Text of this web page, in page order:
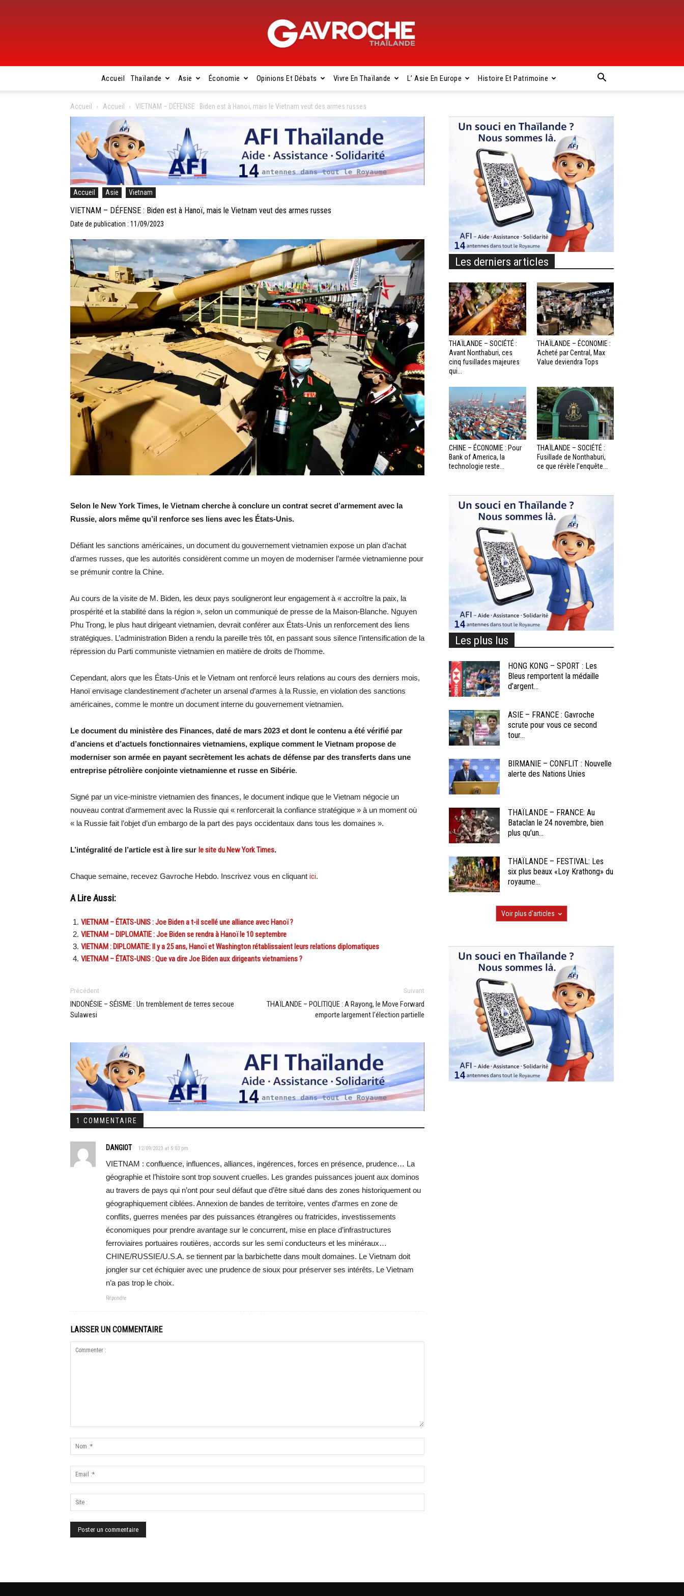
Gavroche
Thaïlande
Accueil Thaïlande Asie Économie Opinions Et Débats Vivre En Thaïlande L’ Asie En Europe Histoire Et Patrimoine
Accueil Accueil VIETNAM – DÉFENSE : Biden est à Hanoï, mais le Vietnam veut des armes russes
Accueil Asie Vietnam
VIETNAM – DÉFENSE : Biden est à Hanoï, mais le Vietnam veut des armes russes
Date de publication : 11/09/2023
Selon le New York Times, le Vietnam cherche à conclure un contrat secret d’armement avec la
Russie, alors même qu’il renforce ses liens avec les États-Unis.
Défiant les sanctions américaines, un document du gouvernement vietnamien expose un plan d’achat
d’armes russes, que les autorités considèrent comme un moyen de moderniser l’armée vietnamienne pour
se prémunir contre la Chine.
Au cours de la visite de M. Biden, les deux pays souligneront leur engagement à « accroître la paix, la
prospérité et la stabilité dans la région », selon un communiqué de presse de la Maison-Blanche. Nguyen
Phu Trong, le plus haut dirigeant vietnamien, devrait conférer aux États-Unis un renforcement des liens
stratégiques. L’administration Biden a rendu la pareille très tôt, en passant sous silence l’intensification de la
répression du Parti communiste vietnamien en matière de droits de l’homme.
Cependant, alors que les États-Unis et le Vietnam ont renforcé leurs relations au cours des derniers mois,
Hanoï envisage clandestinement d’acheter un arsenal d’armes à la Russie, en violation des sanctions
américaines, comme le montre un document interne du gouvernement vietnamien.
Le document du ministère des Finances, daté de mars 2023 et dont le contenu a été vérifié par
d’anciens et d’actuels fonctionnaires vietnamiens, explique comment le Vietnam propose de
moderniser son armée en payant secrètement les achats de défense par des transferts dans une
entreprise pétrolière conjointe vietnamienne et russe en Sibérie.
Signé par un vice-ministre vietnamien des finances, le document indique que le Vietnam négocie un
nouveau contrat d’armement avec la Russie qui « renforcerait la confiance stratégique » à un moment où
« la Russie fait l’objet d’un embargo de la part des pays occidentaux dans tous les domaines ».
L’intégralité de l’article est à lire sur le site du New York Times.
Chaque semaine, recevez Gavroche Hebdo. Inscrivez vous en cliquant ici.
A Lire Aussi:
VIETNAM – ÉTATS-UNIS : Joe Biden a t-il scellé une alliance avec Hanoï ?
VIETNAM – DIPLOMATIE : Joe Biden se rendra à Hanoï le 10 septembre
VIETNAM : DIPLOMATIE: Il y a 25 ans, Hanoï et Washington rétablissaient leurs relations diplomatiques
VIETNAM – ÉTATS-UNIS : Que va dire Joe Biden aux dirigeants vietnamiens ?
Précédent
INDONÉSIE – SÉISME : Un tremblement de terres secoue
Sulawesi
Suivant
THAÏLANDE – POLITIQUE : A Rayong, le Move Forward
emporte largement l’élection partielle
1 COMMENTAIRE
DANGIOT 12/09/2023 at 5:03 pm
VIETNAM : confluence, influences, alliances, ingérences, forces en présence, prudence… La
géographie et l’histoire sont trop souvent cruelles. Les grandes puissances jouent aux dominos
au travers de pays qui n’ont pour seul défaut que d’être situé dans des zones historiquement ou
géographiquement ciblées. Annexion de bandes de territoire, ventes d’armes en zone de
conflits, guerres menées par des puissances étrangères ou fratricides, investissements
économiques pour prendre avantage sur le concurrent, mise en place d’infrastructures
ferroviaires portuaires routières, accords sur les semi conducteurs et les minéraux…
CHINE/RUSSIE/U.S.A. se tiennent par la barbichette dans moult domaines. Le Vietnam doit
jongler sur cet échiquier avec une prudence de sioux pour préserver ses intérêts. Le Vietnam
n’a pas trop le choix.
Répondre
LAISSER UN COMMENTAIRE
Les derniers articles
THAÏLANDE – SOCIÉTÉ :
Avant Nonthaburi, ces
cinq fusillades majeures
qui...
THAÏLANDE – ÉCONOMIE :
Acheté par Central, Max
Value deviendra Tops
CHINE – ÉCONOMIE : Pour
Bank of America, la
technologie reste...
THAÏLANDE – SOCIÉTÉ :
Fusillade de Nonthaburi,
ce que révèle l’enquête...
Les plus lus
HONG KONG – SPORT : Les
Bleus remportent la médaille
d’argent...
ASIE – FRANCE : Gavroche
scrute pour vous ce second
tour...
BIRMANIE – CONFLIT : Nouvelle
alerte des Nations Unies
THAÏLANDE – FRANCE: Au
Bataclan le 24 novembre, bien
plus qu’un...
THAÏLANDE – FESTIVAL: Les
six plus beaux «Loy Krathong» du
royaume...
Voir plus d'articles